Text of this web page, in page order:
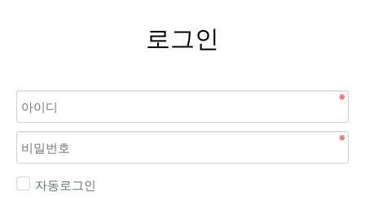
로그인
자동로그인